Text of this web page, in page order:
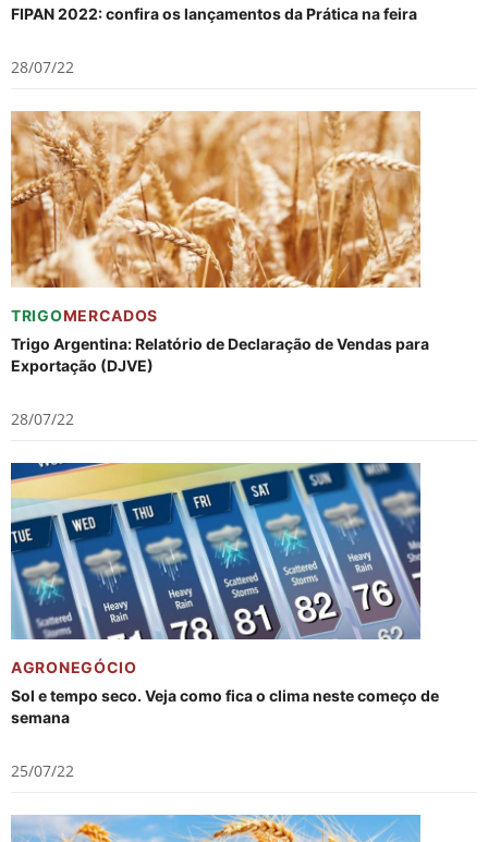
FIPAN 2022: confira os lançamentos da Prática na feira
28/07/22
TRIGOMERCADOS
Trigo Argentina: Relatório de Declaração de Vendas para
Exportação (DJVE)
28/07/22
AGRONEGÓCIO
Sol e tempo seco. Veja como fica o clima neste começo de
semana
25/07/22